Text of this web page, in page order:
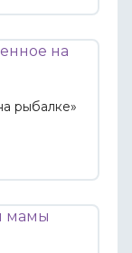
рыбалке»